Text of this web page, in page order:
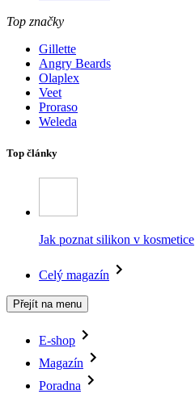
Top značky
Gillette
Angry Beards
Olaplex
Veet
Proraso
Weleda
Top články
Jak poznat silikon v kosmetice
Celý magazín
Přejít na menu
E-shop
Magazín
Poradna